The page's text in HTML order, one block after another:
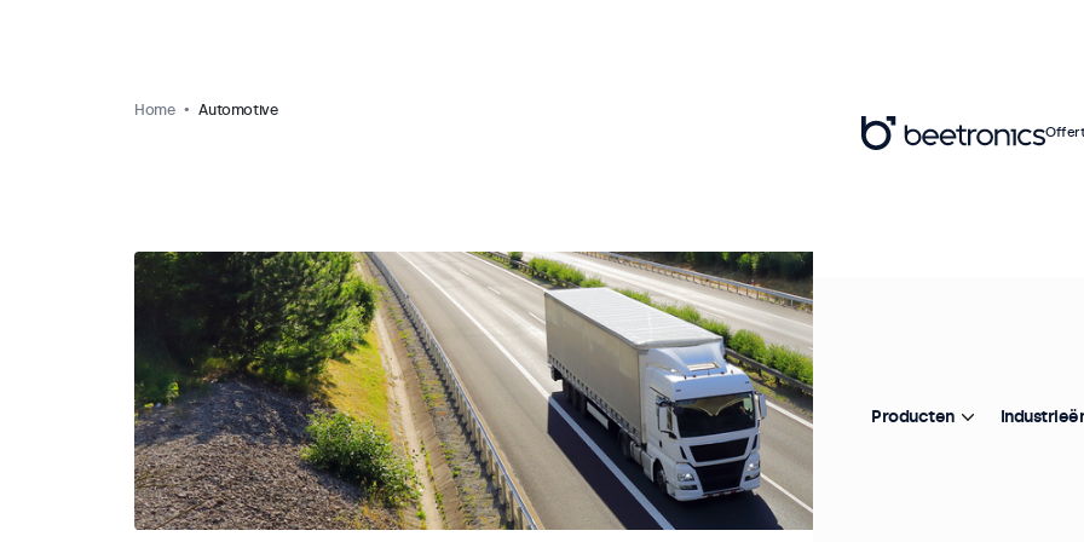
Home Automotive
Producten